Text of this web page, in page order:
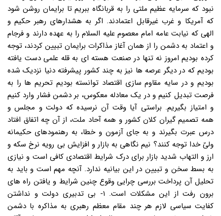
نبود که سرمایه عظیم ملتی را به قربانگاه ببریم تا برایمان روشن شود
که آمریکا و غرب غیرقابل اعتمادند. اگر به هشدارهای رهبر حکیم و
الهی که نیابت عامه امام معصوم علیه السلام را به عهده دارند و فرجام
و اعتماد به دشمن را از همان آغاز مذاکرات برایمان تبیین کردند، توجه
کرده بودیم امروز نه تنها در صنعت هسته ای به قله علمی دست یافته
بودیم که در دیگر عرصه ها نیز به چند کشور پیشرفته دنیا نزدیک شده
بودیم و در سایه مقاوم سازی اقتصاد توانسته بودیم تحریم ها را به
فرصت تبدیل کنیم و در یک معادله معکوس، بر دشمن فشار وارد کنیم
و امتیاز بگیریم. براستی آیا وقت آن نرسیده که دولت و مجلس و
همه تصمیم گیران کلان کشور و همه آحاد ملت، از آن چه اتفاق افتاد
درس عبرت بگیرند و به جای آزمون و خطا، به رهنمودهای حکیمانه
ولیّ خدا توجه کنند؟ نیم نگاهی به بازار و افزایش بی رویه نرخ سکه و
ارز و التهاب شدید بازار برای درک شرایط اقتصادی کافی است و نیازی
به بسط سخن و تبیین در این بیانیه ندارد. آنچه مهم است و باید به
تحلیل آن پرداخت بررسی چرایی وقوع چنین شرایط و یافتن راه های
برون رفت از این مشکلات است. ۱- بی تدبیری دولت و نداشتن
کفایت سیاسی لازم هر چند مقام معظم رهبری به مذاکره با دشمن